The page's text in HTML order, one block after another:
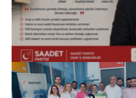
(başlıksız)
Alaattin Karahan tarafından 14/07/2026